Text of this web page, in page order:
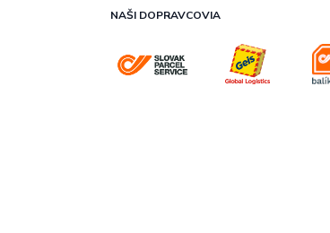
NAŠI DOPRAVCOVIA